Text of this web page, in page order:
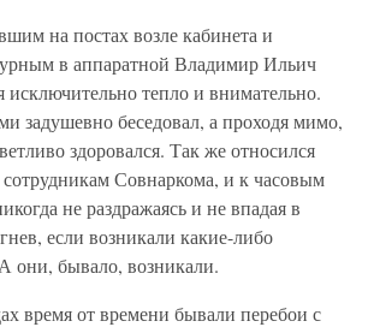
на постах возле кабинета и
в аппаратной Владимир Ильич
исключительно тепло и внимательно.
задушевно беседовал, а проходя мимо,
здоровался. Так же относился
Совнаркома, и к часовым
не раздражаясь и не впадая в
если возникали какие-либо
они, бывало, возникали.
время от времени бывали перебои с